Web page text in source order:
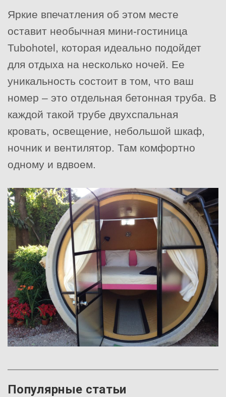
Яркие впечатления об этом месте
оставит необычная мини-гостиница
Tubohotel, которая идеально подойдет
для отдыха на несколько ночей. Ее
уникальность состоит в том, что ваш
номер – это отдельная бетонная труба. В
каждой такой трубе двухспальная
кровать, освещение, небольшой шкаф,
ночник и вентилятор. Там комфортно
одному и вдвоем.
Популярные статьи